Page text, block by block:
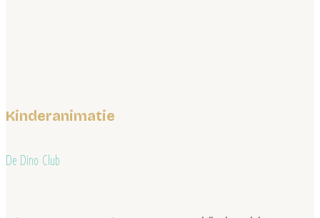
Kinderanimatie
De Dino Club